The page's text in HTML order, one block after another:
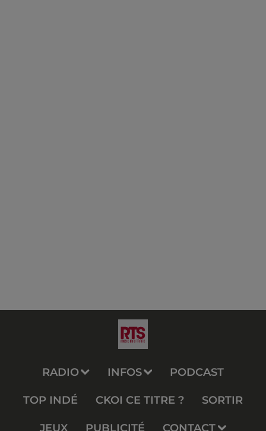
RADIO INFOS PODCAST
TOP INDÉ CKOI CE TITRE ? SORTIR
JEUX PUBLICITÉ CONTACT